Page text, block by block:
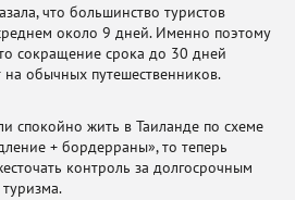
что большинство туристов
около 9 дней. Именно поэтому
сокращение срока до 30 дней
на обычных путешественников.
спокойно жить в Таиланде по схеме
+ бордерраны», то теперь
контроль за долгосрочным